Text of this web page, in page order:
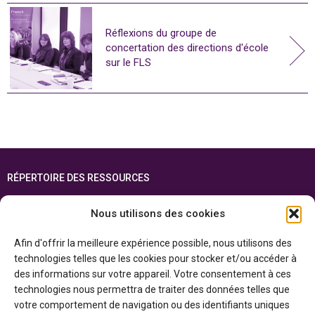
Nous utilisons des cookies
Afin d'offrir la meilleure expérience possible, nous utilisons des
technologies telles que les cookies pour stocker et/ou accéder à
des informations sur votre appareil. Votre consentement à ces
technologies nous permettra de traiter des données telles que
votre comportement de navigation ou des identifiants uniques
Réflexions du groupe de
concertation des directions d'école
sur le FLS
RÉPERTOIRE DES RESSOURCES
ENGLISH
Cette ressource est réalisée grâce au soutien financier du gouvernement de
l’Ontario et du gouvernement duCanada par l’entremise du ministère du
Patrimoine canadien